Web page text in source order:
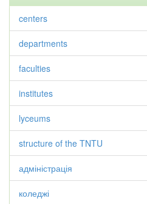
centers
departments
faculties
institutes
lyceums
structure of the TNTU
адміністрація
коледжі